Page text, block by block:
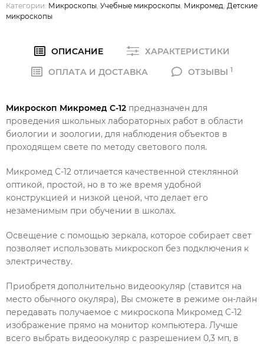
Категории: Микроскопы Учебные микроскопы Микромед Детские
микроскопы
ОПИСАНИЕ
ХАРАКТЕРИСТИКИ
ОПЛАТА И ДОСТАВКА
ОТЗЫВЫ 1
Микроскоп Микромед С-12 предназначен для
проведения школьных лабораторных работ в области
биологии и зоологии, для наблюдения объектов в
проходящем свете по методу светового поля.
Микромед С-12 отличается качественной стеклянной
оптикой, простой, но в то же время удобной
конструкцией и низкой ценой, что делает его
незаменимым при обучении в школах.
Освещение с помощью зеркала, которое собирает свет
позволяет использовать микроскоп без подключения к
электричеству.
Приобретя дополнительно видеоокуляр (ставится на
место обычного окуляра), Вы сможете в режиме он-лайн
передавать получаемое с микроскопа Микромед С-12
изображение прямо на монитор компьютера. Лучше
всего выбрать видеоокуляр с разрешением 0,3 мп, в